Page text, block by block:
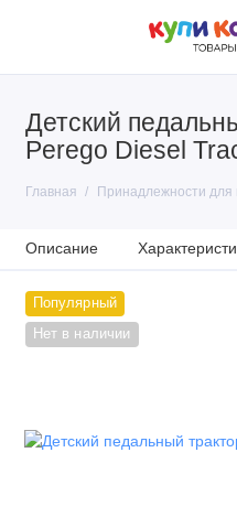
Детский
Perego Diesel
Главная Принадлежности для
Описание
Популярный
Нет в наличии